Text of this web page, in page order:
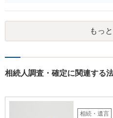
もっ
相続人調査・確定に関連する
相続・遺言